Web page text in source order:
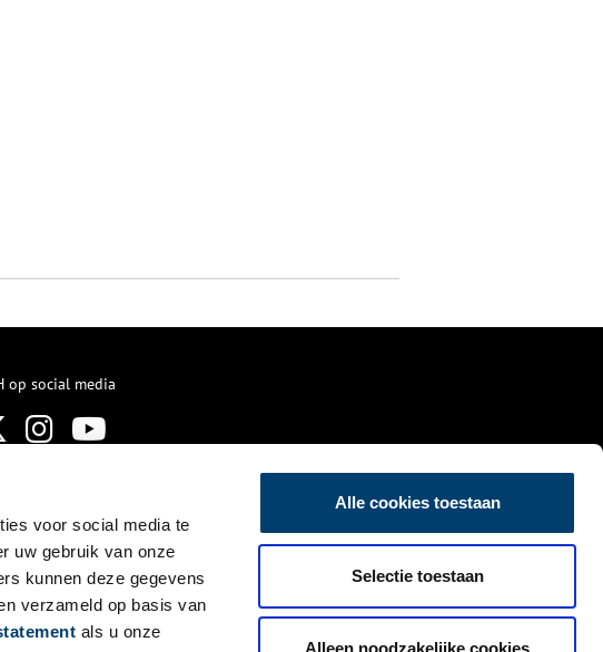
voor social media te
uw gebruik van onze
kunnen deze gegevens
verzameld op basis van
als u onze
Alle cookies toestaan
Selectie toestaan
Alleen noodzakelijke cookies
op social media